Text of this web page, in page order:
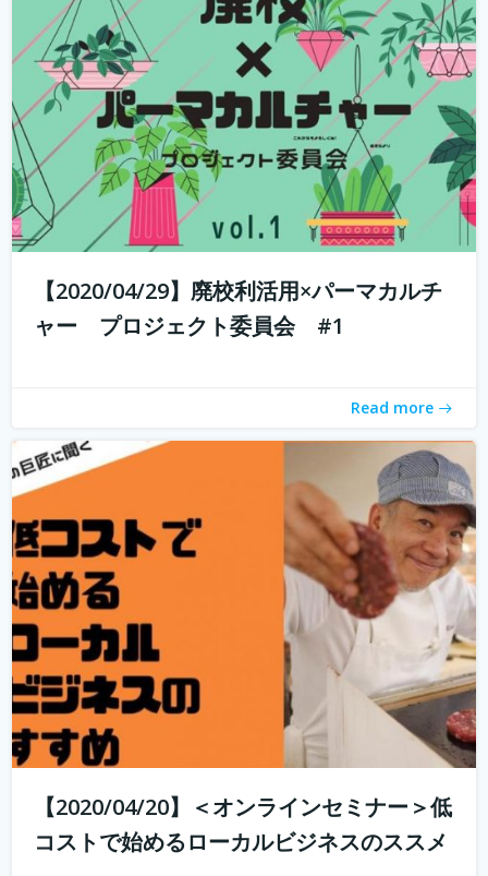
【2020/04/29】廃校利活用×パーマカルチ
ャー プロジェクト委員会 #1
Read more
山と田んぼに囲まれた奥丹波で大行列のカフェ・ベーカリ
ーを営む市島製パン研究所のオーナー、三澤さんを講師に
招いて、こんなときだからこそ、コロナに負けない、強固
なビジネスモデルの作り方のヒント教えてもらういます。
何を学べるか？ 市島製パン研究...続きを読む
【2020/04/20】＜オンラインセミナー＞低
コストで始めるローカルビジネスのススメ